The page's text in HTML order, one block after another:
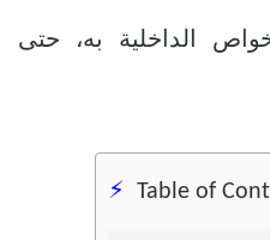
الداخلية به، حتى
Table of